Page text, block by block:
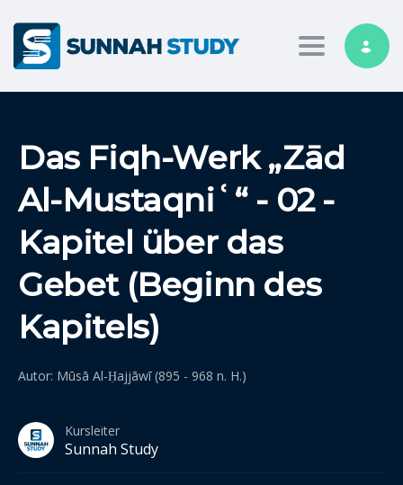
Toggle
Das Fiqh-Werk „Zād
Al-Mustaqniʿ“ - 02 -
Kapitel über das
Gebet (Beginn des
Kapitels)
Autor: Mūsā Al-Ḥajjāwī (895 - 968 n. H.)
Kursleiter
Sunnah Study